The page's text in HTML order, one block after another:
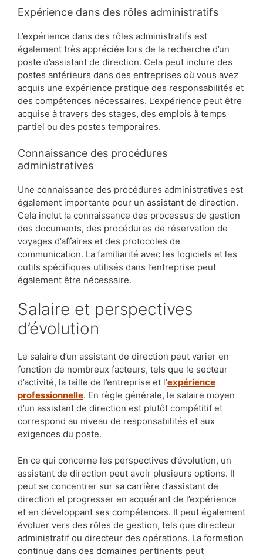
Expérience dans des rôles administratifs
L’expérience dans des rôles administratifs est
également très appréciée lors de la recherche d’un
poste d’assistant de direction. Cela peut inclure des
postes antérieurs dans des entreprises où vous avez
acquis une expérience pratique des responsabilités et
des compétences nécessaires. L’expérience peut être
acquise à travers des stages, des emplois à temps
partiel ou des postes temporaires.
Connaissance des procédures
administratives
Une connaissance des procédures administratives est
également importante pour un assistant de direction.
Cela inclut la connaissance des processus de gestion
des documents, des procédures de réservation de
voyages d’affaires et des protocoles de
communication. La familiarité avec les logiciels et les
outils spécifiques utilisés dans l’entreprise peut
également être nécessaire.
Salaire et perspectives
d’évolution
Le salaire d’un assistant de direction peut varier en
fonction de nombreux facteurs, tels que le secteur
d’activité, la taille de l’entreprise et l’expérience
professionnelle. En règle générale, le salaire moyen
d’un assistant de direction est plutôt compétitif et
correspond au niveau de responsabilités et aux
exigences du poste.
En ce qui concerne les perspectives d’évolution, un
assistant de direction peut avoir plusieurs options. Il
peut se concentrer sur sa carrière d’assistant de
direction et progresser en acquérant de l’expérience
et en développant ses compétences. Il peut également
évoluer vers des rôles de gestion, tels que directeur
administratif ou directeur des opérations. La formation
continue dans des domaines pertinents peut